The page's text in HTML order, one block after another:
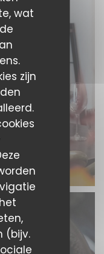
wat
zijn
(bijv.